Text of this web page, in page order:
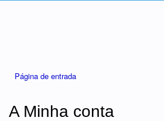
Página de entrada
A Minha conta